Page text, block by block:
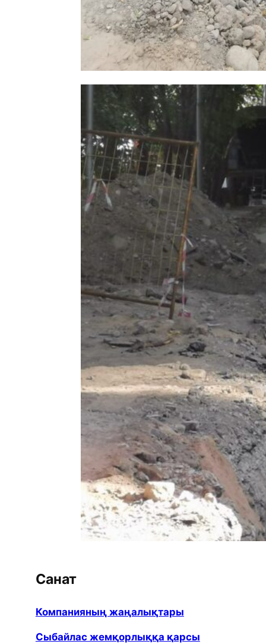
Санат
Компанияның жаңалықтары
Сыбайлас жемқорлыққа қарсы